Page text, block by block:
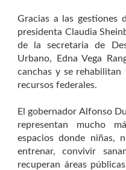
Gracias a las gestiones
presidenta Claudia
de la secretaria de
Urbano, Edna Vega
canchas y se
recursos federales.
El gobernador Alfonso
representan mucho
espacios donde niñas,
entrenar, convivir
recuperan áreas